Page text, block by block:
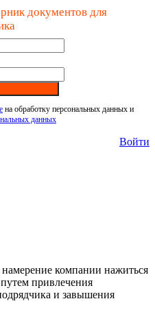
документов для
на обработку персональных данных и
данных
Войти
компании нажиться
привлечения
и завышения